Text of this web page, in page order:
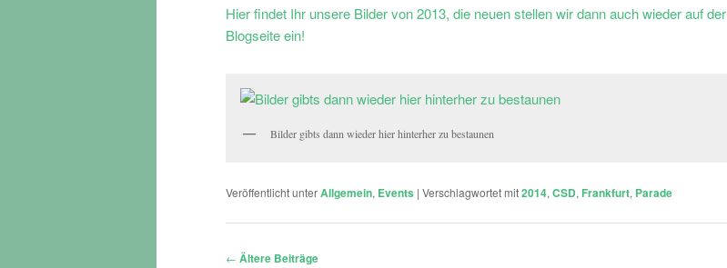
Hier findet Ihr unsere Bilder von 2013, die neuen stellen wir dann auch wieder auf der
Blogseite ein!
Bilder gibts dann wieder hier hinterher zu bestaunen
Veröffentlicht unterAllgemein, Events | Verschlagwortet mit2014, CSD, Frankfurt, Parade
Beitragsnavigation
← Ältere Beiträge